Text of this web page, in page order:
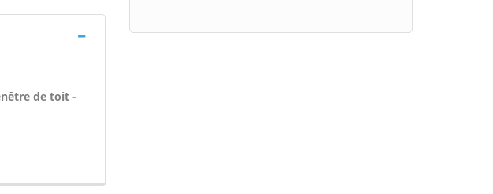
de toit -